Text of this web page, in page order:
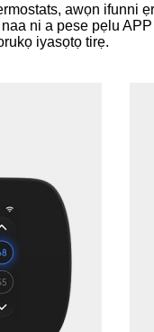
awọn ifunni
ni a pese pẹlu
iyasọtọ tirẹ.